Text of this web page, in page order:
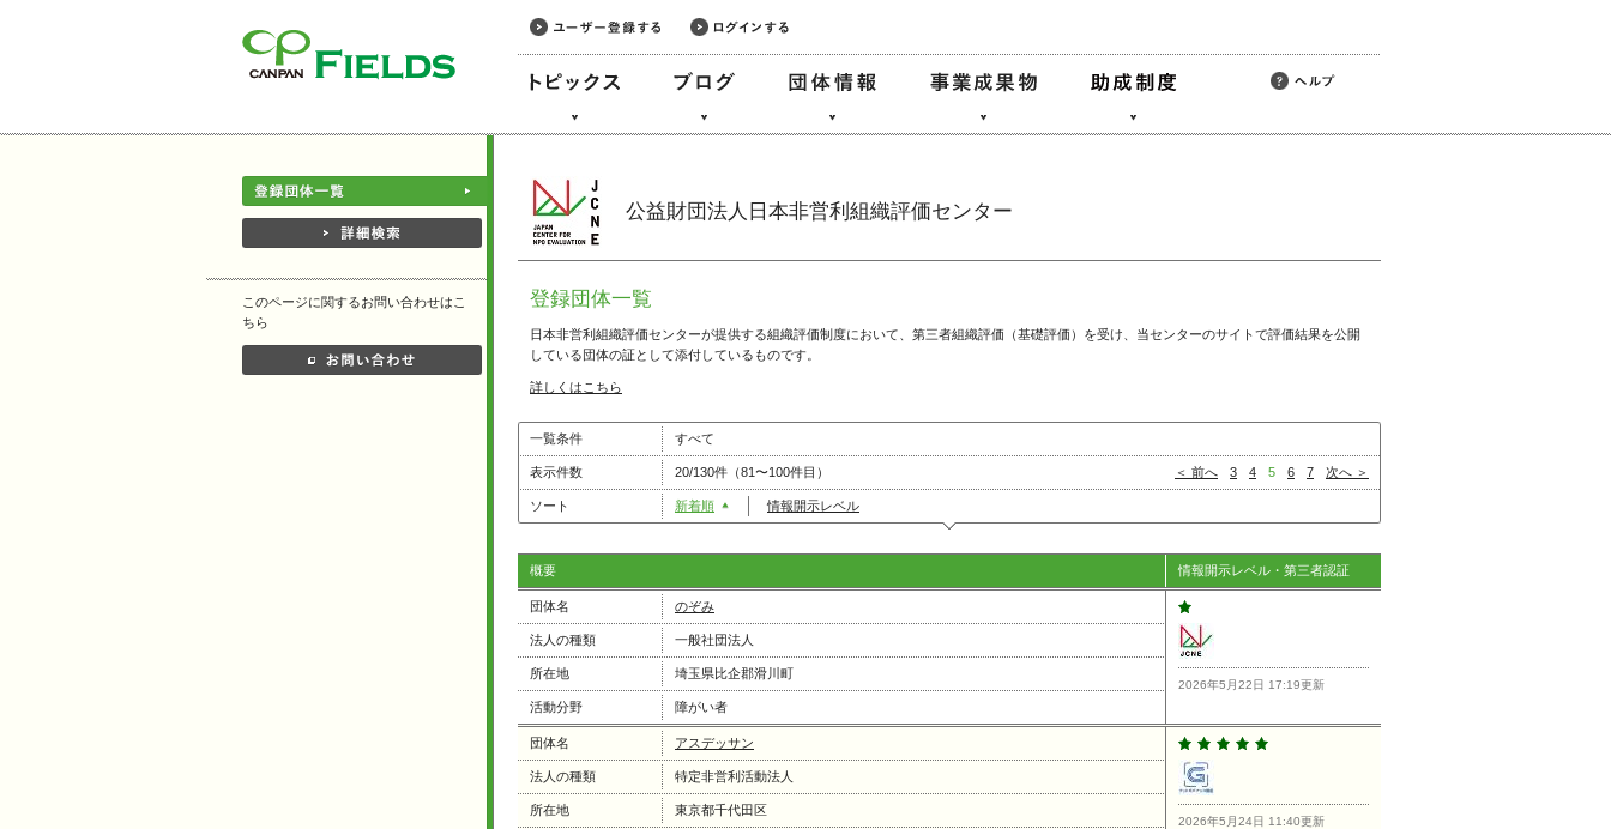
公益財団法人日本非営利組織評価センター
このページに関するお問い合わせはこ
ちら
登録団体一覧
日本非営利組織評価センターが提供する組織評価制度において、第三者組織評価（基礎評価）を受け、当センターのサイトで評価結果を公開
している団体の証として添付しているものです。
詳しくはこちら
一覧条件 すべて
表示件数 20/130件（81〜100件目） ＜ 前へ 3 4 5 6 7 次へ ＞
ソート 新着順 情報開示レベル
概要 情報開示レベル・第三者認証
団体名 のぞみ
法人の種類 一般社団法人
所在地 埼玉県比企郡滑川町
活動分野 障がい者
2026年5月22日 17:19更新
団体名 アスデッサン
法人の種類 特定非営利活動法人
所在地 東京都千代田区
2026年5月24日 11:40更新